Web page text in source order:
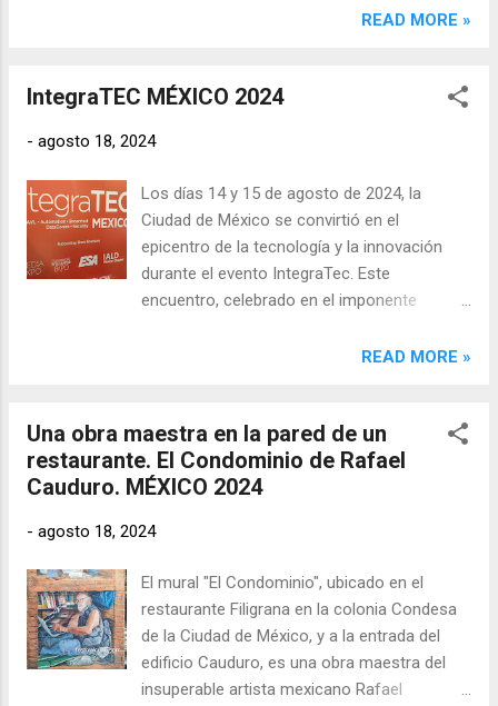
testimonio del esplendor material, sino
siglos.
READ MORE »
IntegraTEC MÉXICO 2024
- agosto 18, 2024
Los días 14 y 15 de agosto de 2024, la
Ciudad de México se convirtió en el
epicentro de la tecnología y la innovación
durante el evento IntegraTec. Este
encuentro, celebrado en el imponente
empresas, y entusiastas de la tecnología
desde la industria hasta la vida cotidiana.
IntegraTec 2024 se destacó por su enfoque
en la creación de un espacio donde los
tendencias tecnológicas. El evento incluyó
exposiciones de productos que abarcaron
temas como inteligencia artificial, Internet de
las cosas (IoT), ciberseguridad, y la
transformación digital en las empresas.
READ MORE »
Una obra maestra en la pared de un
restaurante. El Condominio de Rafael
Cauduro. MÉXICO 2024
- agosto 18, 2024
El mural "El Condominio", ubicado en el
restaurante Filigrana en la colonia Condesa
de la Ciudad de México, y a la entrada del
edificio Cauduro, es una obra maestra del
insuperable artista mexicano Rafael